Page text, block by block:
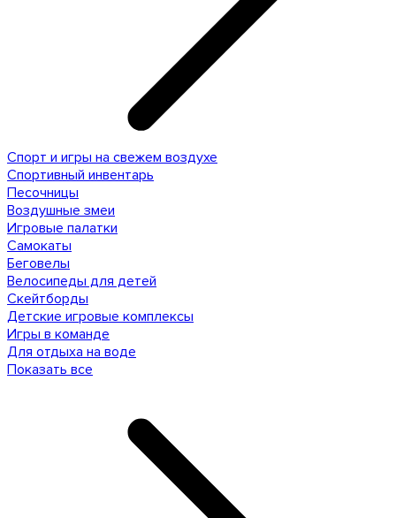
Спорт и игры на свежем воздухе
Спортивный инвентарь
Песочницы
Воздушные змеи
Игровые палатки
Самокаты
Беговелы
Велосипеды для детей
Скейтборды
Детские игровые комплексы
Игры в команде
Для отдыха на воде
Показать все